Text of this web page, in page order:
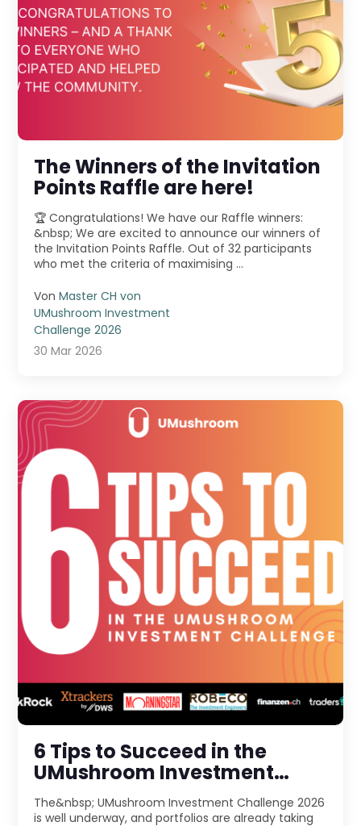
The Winners of the Invitation
Points Raffle are here!
🏆 Congratulations! We have our Raffle winners:
&nbsp; We are excited to announce our winners of
the Invitation Points Raffle. Out of 32 participants
who met the criteria of maximising ...
VonMaster CH von
UMushroom Investment
Challenge 2026
30 Mar 2026
6 Tips to Succeed in the
UMushroom Investment
Challenge 2026
The&nbsp; UMushroom Investment Challenge 2026
is well underway, and portfolios are already taking